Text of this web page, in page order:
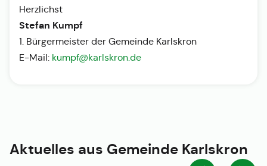
Herzlichst
Stefan Kumpf
1. Bürgermeister der Gemeinde Karlskron
E-Mail: kumpf@karlskron.de
Aktuelles aus Gemeinde Karlskron